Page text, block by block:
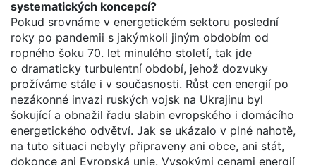
systematických koncepcí?
Pokud srovnáme v energetickém sektoru poslední
roky po pandemii s jakýmkoli jiným obdobím od
ropného šoku 70. let minulého století, tak jde
o dramaticky turbulentní období, jehož dozvuky
prožíváme stále i v současnosti. Růst cen energií po
nezákonné invazi ruských vojsk na Ukrajinu byl
šokující a obnažil řadu slabin evropského i domácího
energetického odvětví. Jak se ukázalo v plné nahotě,
na tuto situaci nebyly připraveny ani obce, ani stát,
dokonce ani Evropská unie. Vysokými cenami energií